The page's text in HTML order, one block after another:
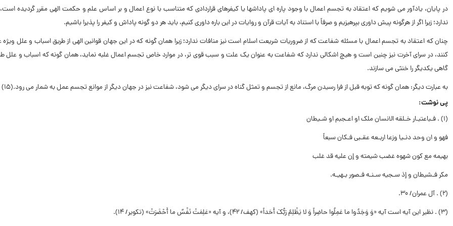
در پایان، یادآور مى شویم که اعتقاد به تجسم اعمال با وجود پاره اى پاداشها یا کیفرهاى قراردادى که متناسب با نوع اعمال و بر اساس علم و حکمت الهى مقرر گردیده
ندارد؛ زیرا اگر از هرگونه پیش داورى بپرهیزیم و صرفاً با استناد به آیات قرآن و روایات در این باره داورى کنیم، باید هر دو گونه پاداش و کیفر را پذیرا باشیم.
چنان که اعتقاد به تجسم اعمال با مسئله شفاعت که از ضروریات شریعت اسلام است نیز منافات ندارد؛ زیرا همان گونه که در این جهان قوانین الهى از طریق اسباب و علل
کنند، در سراى آخرت نیز چنین است و هیچ اشکالى ندارد که شفاعت به عنوان یک علت و سبب قوى تر،‌ در موارد خاص تجسم اعمال غلبه نماید، همان گونه که اسباب و علل
گاهى یکدیگر را خنثى مى سازند.
به عبارت دیگر: همان گونه که توبه قبل از فرا رسیدن مرگ، مانع از تجسم و تمثل گناه در سراى دیگر مى شود، شفاعت نیز در جهان دیگر از موانع تجسم عمل به شمار مى رود.(۱۵)
پى نوشت:
(۱) . فـباعتبـار خـلقه الانسان ملک او اعـجبم او شـیطان
فهو و ان وحد دنـیا وزعا اربـعه عقـبى فـکان سبعاً
بهیمه مع کون شهوه غضب شیمته و إن علیه قد غلب
مکر فـشیطان و إذ سـجیه سـنـه فـصور بـهیـه.
(۲) . آل عمران/ ۳۰.
(۳) . نظیر این آیه است آیه «وَ وَجَدُوا ما عَمِلُوا حاضِراً وَ لا یَظْلِمُ رَبُّکَ أَحَداً» (کهف/ ۴۲)، و آیه «عَلِمَتْ نَفْسٌ ما أَحْضَرَتْ» (تکویر/ ۱۴).